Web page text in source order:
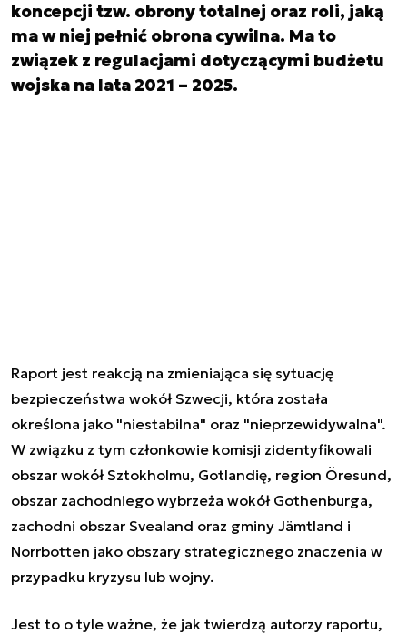
koncepcji tzw. obrony totalnej oraz roli, jaką
ma w niej pełnić obrona cywilna. Ma to
związek z regulacjami dotyczącymi budżetu
wojska na lata 2021 – 2025.
Raport jest reakcją na zmieniająca się sytuację
bezpieczeństwa wokół Szwecji, która została
określona jako "niestabilna" oraz "nieprzewidywalna".
W związku z tym członkowie komisji zidentyfikowali
obszar wokół Sztokholmu, Gotlandię, region Öresund,
obszar zachodniego wybrzeża wokół Gothenburga,
zachodni obszar Svealand oraz gminy Jämtland i
Norrbotten jako obszary strategicznego znaczenia w
przypadku kryzysu lub wojny.
Jest to o tyle ważne, że jak twierdzą autorzy raportu,